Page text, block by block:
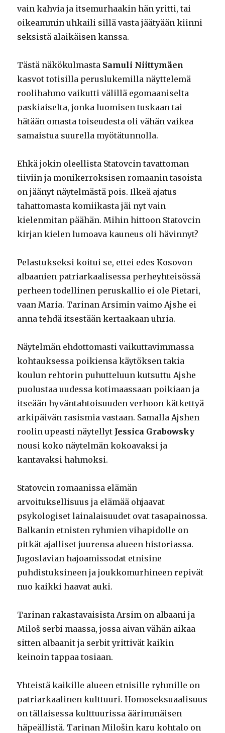
vain kahvia ja itsemurhaakin hän yritti, tai
oikeammin uhkaili sillä vasta jäätyään kiinni
seksistä alaikäisen kanssa.
Tästä näkökulmasta Samuli Niittymäen
kasvot totisilla peruslukemilla näyttelemä
roolihahmo vaikutti välillä egomaaniselta
paskiaiselta, jonka luomisen tuskaan tai
hätään omasta toiseudesta oli vähän vaikea
samaistua suurella myötätunnolla.
Ehkä jokin oleellista Statovcin tavattoman
tiiviin ja monikerroksisen romaanin tasoista
on jäänyt näytelmästä pois. Ilkeä ajatus
tahattomasta komiikasta jäi nyt vain
kielenmitan päähän. Mihin hittoon Statovcin
kirjan kielen lumoava kauneus oli hävinnyt?
Pelastukseksi koitui se, ettei edes Kosovon
albaanien patriarkaalisessa perheyhteisössä
perheen todellinen peruskallio ei ole Pietari,
vaan Maria. Tarinan Arsimin vaimo Ajshe ei
anna tehdä itsestään kertaakaan uhria.
Näytelmän ehdottomasti vaikuttavimmassa
kohtauksessa poikiensa käytöksen takia
koulun rehtorin puhutteluun kutsuttu Ajshe
puolustaa uudessa kotimaassaan poikiaan ja
itseään hyväntahtoisuuden verhoon kätkettyä
arkipäivän rasismia vastaan. Samalla Ajshen
roolin upeasti näytellyt Jessica Grabowsky
nousi koko näytelmän kokoavaksi ja
kantavaksi hahmoksi.
Statovcin romaanissa elämän
arvoituksellisuus ja elämää ohjaavat
psykologiset lainalaisuudet ovat tasapainossa.
Balkanin etnisten ryhmien vihapidolle on
pitkät ajalliset juurensa alueen historiassa.
Jugoslavian hajoamissodat etnisine
puhdistuksineen ja joukkomurhineen repivät
nuo kaikki haavat auki.
Tarinan rakastavaisista Arsim on albaani ja
Miloš serbi maassa, jossa aivan vähän aikaa
sitten albaanit ja serbit yrittivät kaikin
keinoin tappaa tosiaan.
Yhteistä kaikille alueen etnisille ryhmille on
patriarkaalinen kulttuuri. Homoseksuaalisuus
on tällaisessa kulttuurissa äärimmäisen
häpeällistä. Tarinan Milošin karu kohtalo on